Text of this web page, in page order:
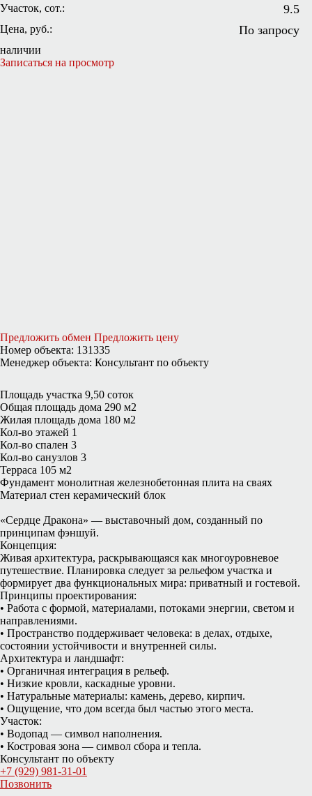
Участок, сот.: 9.5
Цена, руб.: По запросу
наличии
Записаться на просмотр
Предложить обмен Предложить цену
Номер объекта: 131335
Менеджер объекта: Консультант по объекту
Площадь участка 9,50 соток
Общая площадь дома 290 м2
Жилая площадь дома 180 м2
Кол-во этажей 1
Кол-во спален 3
Кол-во санузлов 3
Терраса 105 м2
Фундамент монолитная железнобетонная плита на сваях
Материал стен керамический блок
«Сердце Дракона» — выставочный дом, созданный по
принципам фэншуй.
Концепция:
Живая архитектура, раскрывающаяся как многоуровневое
путешествие. Планировка следует за рельефом участка и
формирует два функциональных мира: приватный и гостевой.
Принципы проектирования:
• Работа с формой, материалами, потоками энергии, светом и
направлениями.
• Пространство поддерживает человека: в делах, отдыхе,
состоянии устойчивости и внутренней силы.
Архитектура и ландшафт:
• Органичная интеграция в рельеф.
• Низкие кровли, каскадные уровни.
• Натуральные материалы: камень, дерево, кирпич.
• Ощущение, что дом всегда был частью этого места.
Участок:
• Водопад — символ наполнения.
• Костровая зона — символ сбора и тепла.
Консультант по объекту
+7 (929) 981-31-01
Позвонить